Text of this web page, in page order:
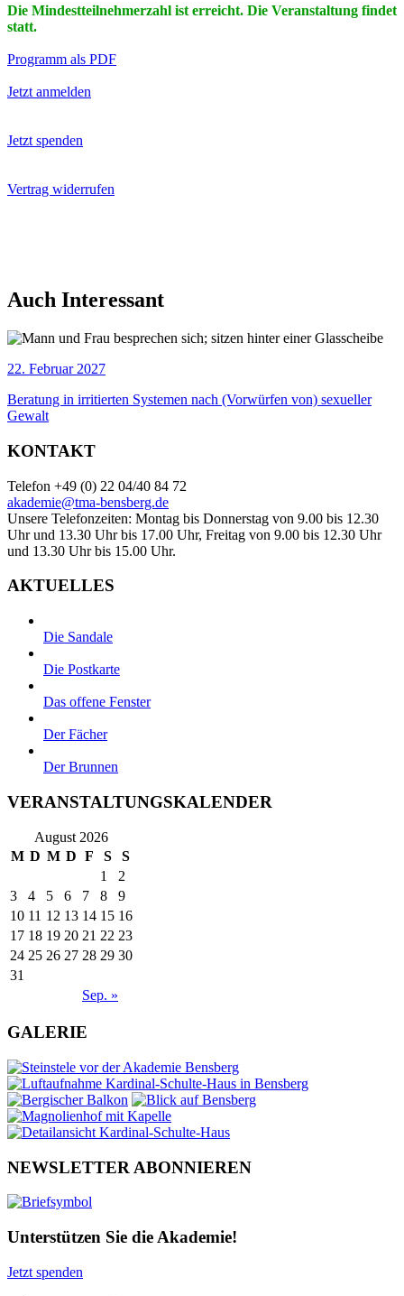
Die Mindestteilnehmerzahl ist erreicht. Die Veranstaltung findet
statt.
Programm als PDF
Jetzt anmelden
Jetzt spenden
Vertrag widerrufen
Auch Interessant
22. Februar 2027
Beratung in irritierten Systemen nach (Vorwürfen von) sexueller
Gewalt
KONTAKT
Telefon +49 (0) 22 04/40 84 72
akademie@tma-bensberg.de
Unsere Telefonzeiten: Montag bis Donnerstag von 9.00 bis 12.30
Uhr und 13.30 Uhr bis 17.00 Uhr, Freitag von 9.00 bis 12.30 Uhr
und 13.30 Uhr bis 15.00 Uhr.
AKTUELLES
Die Sandale
Die Postkarte
Das offene Fenster
Der Fächer
Der Brunnen
VERANSTALTUNGSKALENDER
August 2026
M D M D F S S
Sep. »
1
2
3
4 5 6 7 8
9
10 11 12 13 14 15 16
17 18 19 20 21 22 23
24 25 26 27 28 29 30
31
GALERIE
NEWSLETTER ABONNIEREN
Unterstützen Sie die Akademie!
Jetzt spenden